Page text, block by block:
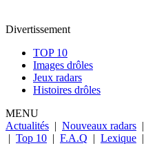
Divertissement
TOP 10
Images drôles
Jeux radars
Histoires drôles
MENU
Actualités | Nouveaux radars |
| Top 10 | F.A.Q | Lexique |